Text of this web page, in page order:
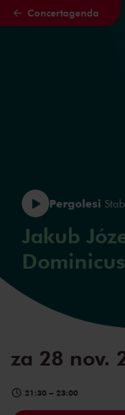
Naar hoofdcontent
Concertagenda
Pergolesi
Jakub
za 28 nov.
21:30 – 23:00